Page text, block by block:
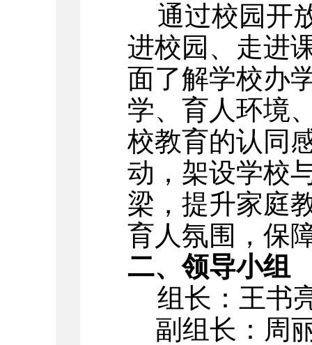
通过校园开
进校园、走进
面了解学校办
学、育人环境
校教育的认同
动，架设学校
梁，提升家庭
育人氛围，保
二、领导小组
组长：王书
副组长：周